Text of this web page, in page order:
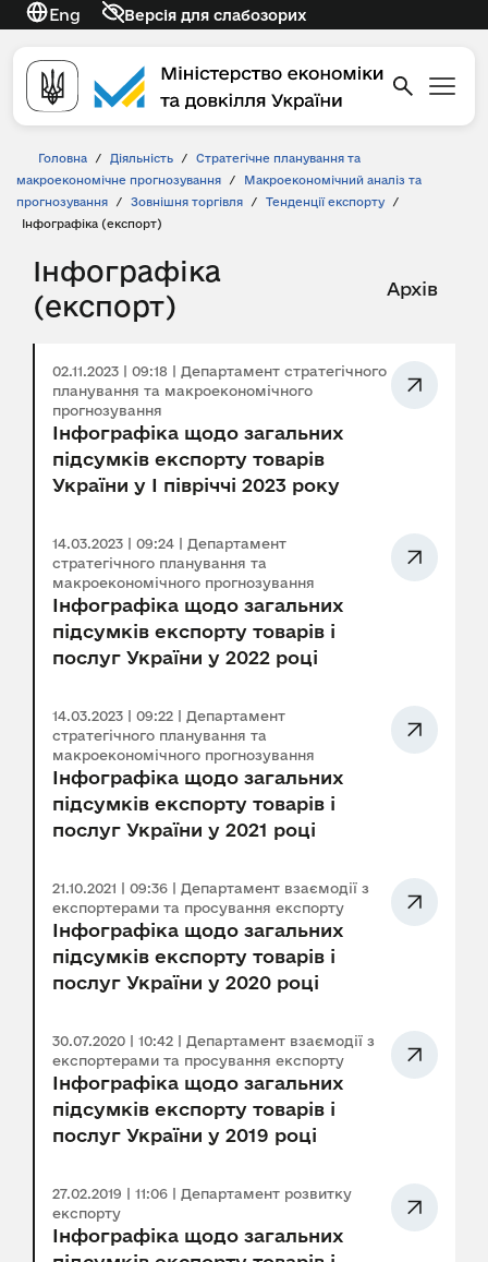
Eng Версія для слабозорих
Головна / Діяльність /
Стратегічне планування та
макроекономічне прогнозування
/
Макроекономічний аналіз та
прогнозування
/ Зовнішня торгівля / Тенденції експорту
/
Інфографіка (експорт)
Інфографіка
(експорт)
Архів
02.11.2023 | 09:18 | Департамент стратегічного
планування та макроекономічного
прогнозування
Інфографіка щодо загальних
підсумків експорту товарів
України у І півріччі 2023 року
14.03.2023 | 09:24 | Департамент
стратегічного планування та
макроекономічного прогнозування
Інфографіка щодо загальних
підсумків експорту товарів і
послуг України у 2022 році
14.03.2023 | 09:22 | Департамент
стратегічного планування та
макроекономічного прогнозування
Інфографіка щодо загальних
підсумків експорту товарів і
послуг України у 2021 році
21.10.2021 | 09:36 | Департамент взаємодії з
експортерами та просування експорту
Інфографіка щодо загальних
підсумків експорту товарів і
послуг України у 2020 році
30.07.2020 | 10:42 | Департамент взаємодії з
експортерами та просування експорту
Інфографіка щодо загальних
підсумків експорту товарів і
послуг України у 2019 році
27.02.2019 | 11:06 | Департамент розвитку
експорту
Інфографіка щодо загальних